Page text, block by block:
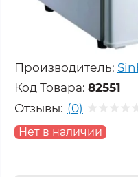
Производитель:
Код Товара: 82551
Отзывы: (0)
Нет в наличии